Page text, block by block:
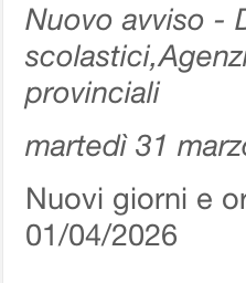
Nuovo avviso -
provinciali
martedì 31
Nuovi giorni e
01/04/2026